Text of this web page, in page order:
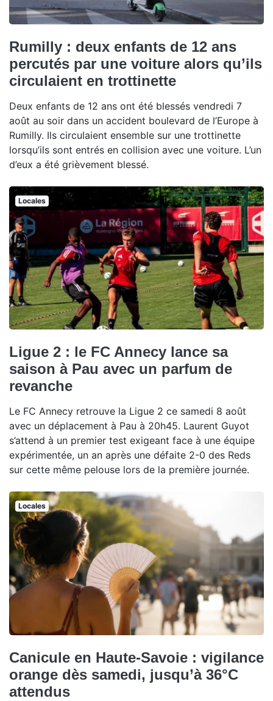
Rumilly : deux enfants de 12 ans
percutés par une voiture alors qu’ils
circulaient en trottinette
Deux enfants de 12 ans ont été blessés vendredi 7
août au soir dans un accident boulevard de l’Europe à
Rumilly. Ils circulaient ensemble sur une trottinette
lorsqu’ils sont entrés en collision avec une voiture. L’un
d’eux a été grièvement blessé.
Locales
Ligue 2 : le FC Annecy lance sa
saison à Pau avec un parfum de
revanche
Le FC Annecy retrouve la Ligue 2 ce samedi 8 août
avec un déplacement à Pau à 20h45. Laurent Guyot
s’attend à un premier test exigeant face à une équipe
expérimentée, un an après une défaite 2-0 des Reds
sur cette même pelouse lors de la première journée.
Locales
Canicule en Haute-Savoie : vigilance
orange dès samedi, jusqu’à 36°C
attendus